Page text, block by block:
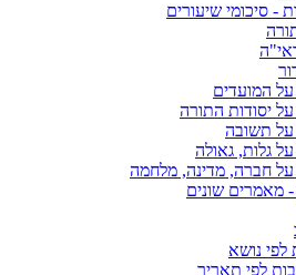
- סיכומי שיעורים
המועדים
יסודות התורה
על תשובה
גלות, גאולה
חברה, מדינה, מלחמה
מאמרים שונים
לפי נושא
לפי תאריך